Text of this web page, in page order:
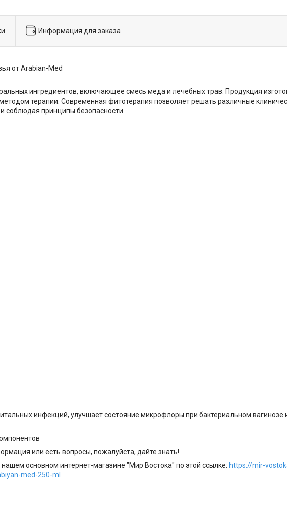
Информация для заказа
от Arabian-Med
ингредиентов, включающее смесь меда и лечебных трав. Продукция
терапии. Современная фитотерапия позволяет решать различные
соблюдая принципы безопасности.
инфекций, улучшает состояние микрофлоры при бактериальном вагинозе
или есть вопросы, пожалуйста, дайте знать!
основном интернет-магазине "Мир Востока" по этой ссылке: https://mir-
med-250-ml